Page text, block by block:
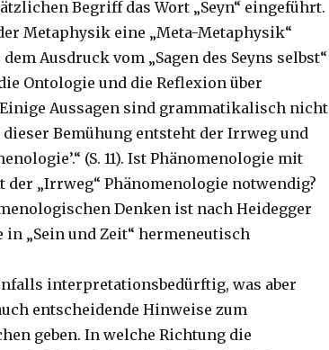
Begriff das Wort „Seyn“ eingeführt.
Metaphysik eine „Meta-Metaphysik“
Ausdruck vom „Sagen des Seyns selbst“
Ontologie und die Reflexion über
Aussagen sind grammatikalisch nicht
dieser Bemühung entsteht der Irrweg und
(S. 11). Ist Phänomenologie mit
„Irrweg“ Phänomenologie notwendig?
Denken ist nach Heidegger
in „Sein und Zeit“ hermeneutisch
interpretationsbedürftig, was aber
entscheidende Hinweise zum
geben. In welche Richtung die